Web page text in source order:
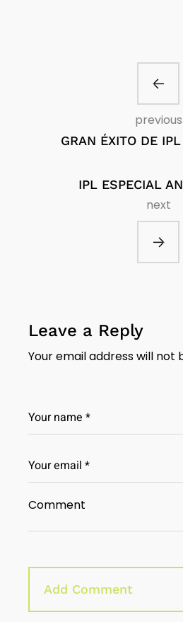
GRAN ÉXITO DE
previous
IPL ESPECIAL
next
Leave a Reply
Your email address will not